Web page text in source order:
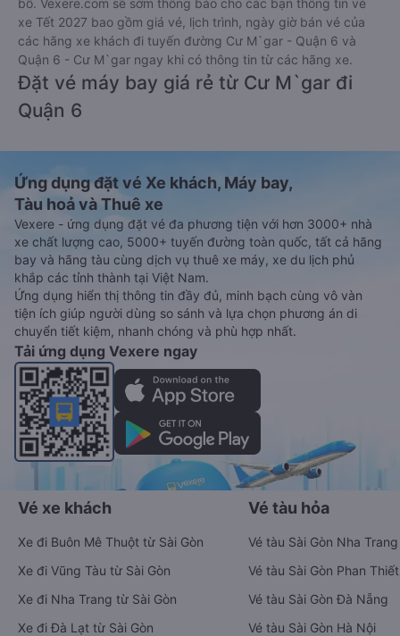
bố. Vexere.com sẽ sớm thông báo cho các bạn thông tin vé
xe Tết 2027 bao gồm giá vé, lịch trình, ngày giờ bán vé của
các hãng xe khách đi tuyến đường Cư M`gar - Quận 6 và
Quận 6 - Cư M`gar ngay khi có thông tin từ các hãng xe.
Đặt vé máy bay giá rẻ từ Cư M`gar đi
Quận 6
Ứng dụng đặt vé Xe khách, Máy bay,
Tàu hoả và Thuê xe
Vexere - ứng dụng đặt vé đa phương tiện với hơn 3000+ nhà
xe chất lượng cao, 5000+ tuyến đường toàn quốc, tất cả hãng
bay và hãng tàu cùng dịch vụ thuê xe máy, xe du lịch phủ
khắp các tỉnh thành tại Việt Nam.
Ứng dụng hiển thị thông tin đầy đủ, minh bạch cùng vô vàn
tiện ích giúp người dùng so sánh và lựa chọn phương án di
chuyển tiết kiệm, nhanh chóng và phù hợp nhất.
Tải ứng dụng Vexere ngay
Vé xe khách
Xe đi Buôn Mê Thuột từ Sài Gòn
Xe đi Vũng Tàu từ Sài Gòn
Xe đi Nha Trang từ Sài Gòn
Xe đi Đà Lạt từ Sài Gòn
Vé tàu hỏa
Vé tàu Sài Gòn Nha Trang
Vé tàu Sài Gòn Phan Thiết
Vé tàu Sài Gòn Đà Nẵng
Vé tàu Sài Gòn Hà Nội